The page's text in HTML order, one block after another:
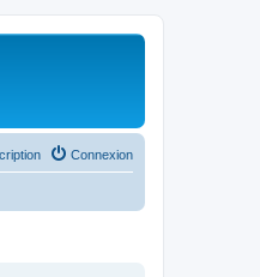
Connexion